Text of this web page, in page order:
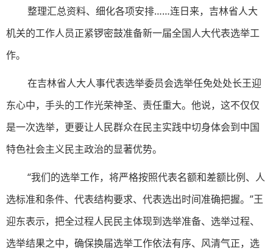
整理汇总资料、细化各项安排……连日来，吉林省人大
机关的工作人员正紧锣密鼓准备新一届全国人大代表选举工
作。
在吉林省人大人事代表选举委员会选举任免处处长王迎
东心中，手头的工作光荣神圣、责任重大。他说，这不仅仅
是一次选举，更要让人民群众在民主实践中切身体会到中国
特色社会主义民主政治的显著优势。
“我们的选举工作，将严格按照代表名额和差额比例、人
选标准和条件、代表结构要求、代表选出时间准确把握。”王
迎东表示，把全过程人民民主体现到选举准备、选举过程、
选举结果之中，确保换届选举工作依法有序、风清气正，选